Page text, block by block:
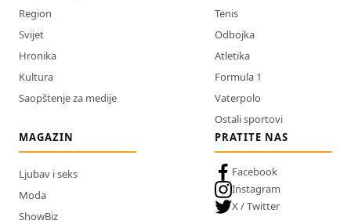
Region
Svijet
Hronika
Kultura
Saopštenje za medije
Tenis
Odbojka
Atletika
Formula 1
Vaterpolo
Ostali sportovi
MAGAZIN
Ljubav i seks
Moda
ShowBiz
PRATITE NAS
Facebook
Instagram
X / Twitter